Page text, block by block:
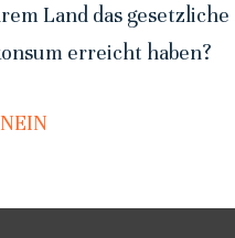
Land das gesetzliche
erreicht haben?
NEIN
Fendant du Valais
2024 – 75cl
CHF16.00
Korb
Pinot gris
2022 – 75cl
CHF22.00